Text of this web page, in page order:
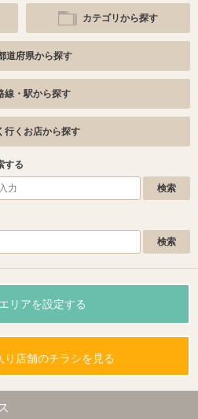
カテゴリから探す
道府県から探す
線・駅から探す
行くお店から探す
する
リアを設定する
り店舗のチラシを見る